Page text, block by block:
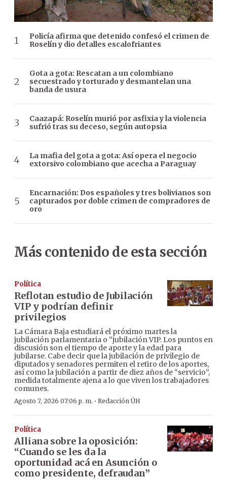
Policía afirma que detenido confesó el crimen de
Roselín y dio detalles escalofriantes
Gota a gota: Rescatan a un colombiano
secuestrado y torturado y desmantelan una
banda de usura
Caazapá: Roselín murió por asfixia y la violencia
sufrió tras su deceso, según autopsia
La mafia del gota a gota: Así opera el negocio
extorsivo colombiano que acecha a Paraguay
Encarnación: Dos españoles y tres bolivianos son
capturados por doble crimen de compradores de
oro
Más contenido de esta sección
Política
Reflotan estudio de Jubilación
VIP y podrían definir
privilegios
La Cámara Baja estudiará el próximo martes la
jubilación parlamentaria o “jubilación VIP. Los puntos en
discusión son el tiempo de aporte y la edad para
jubilarse. Cabe decir que la jubilación de privilegio de
diputados y senadores permiten el retiro de los aportes,
así como la jubilación a partir de diez años de “servicio”,
medida totalmente ajena a lo que viven los trabajadores
comunes.
Agosto 7, 2026 07:06 p. m. · Redacción ÚH
Política
Alliana sobre la oposición:
“Cuando se les da la
oportunidad acá en Asunción o
como presidente, defraudan”